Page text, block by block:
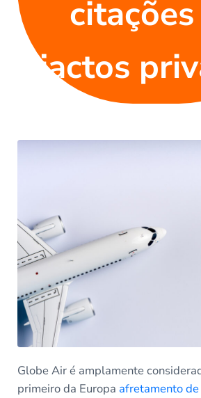
jactos
Globe Air é amplamente
primeiro da Europa afretamento